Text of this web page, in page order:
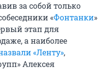
за собой только
«Фонтанки»
этап для
а наиболее
«Ленту»,
Алексея